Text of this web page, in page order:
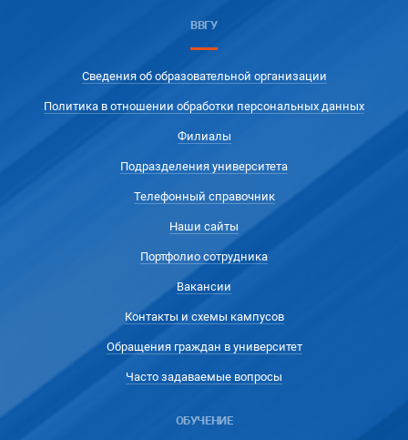
ВВГУ
Сведения об образовательной организации
Политика в отношении обработки персональных данных
Филиалы
Подразделения университета
Телефонный справочник
Наши сайты
Портфолио сотрудника
Вакансии
Контакты и схемы кампусов
Обращения граждан в университет
Часто задаваемые вопросы
ОБУЧЕНИЕ